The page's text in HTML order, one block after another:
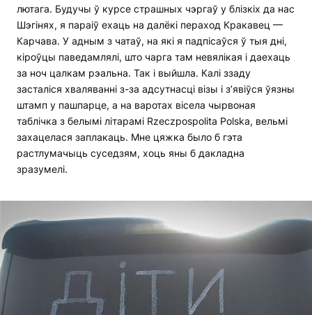
лютага. Будучы ў курсе страшных чэргаў у блізкіх да нас
Шэгінях, я параіў ехаць на далёкі пераход Кракавец —
Карчава. У адным з чатаў, на які я падпісаўся ў тыя дні,
кіроўцы паведамлялі, што чарга там невялікая і даехаць
за ноч цалкам рэальна. Так і выйшла. Калі ззаду
засталіся хваляванні з-за адсутнасці візы і з’явіўся ўязны
штамп у пашпарце, а на варотах вісела чырвоная
таблічка з белымі літарамі Rzeczpospolita Polska, вельмі
захацелася заплакаць. Мне цяжка было б гэта
растлумачыць суседзям, хоць яны б дакладна
зразумелі.